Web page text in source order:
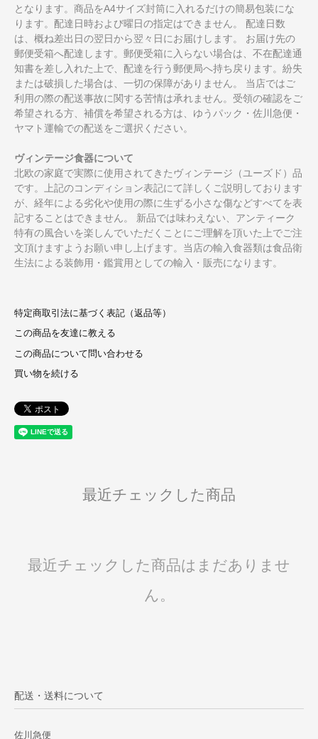
となります。商品をA4サイズ封筒に入れるだけの簡易包装にな
ります。配達日時および曜日の指定はできません。 配達日数
は、概ね差出日の翌日から翌々日にお届けします。 お届け先の
郵便受箱へ配達します。郵便受箱に入らない場合は、不在配達通
知書を差し入れた上で、配達を行う郵便局へ持ち戻ります。紛失
または破損した場合は、一切の保障がありません。 当店ではご
利用の際の配送事故に関する苦情は承れません。受領の確認をご
希望される方、補償を希望される方は、ゆうパック・佐川急便・
ヤマト運輸での配送をご選択ください。
ヴィンテージ食器について
北欧の家庭で実際に使用されてきたヴィンテージ（ユーズド）品
です。上記のコンディション表記にて詳しくご説明しております
が、経年による劣化や使用の際に生ずる小さな傷などすべてを表
記することはできません。 新品では味わえない、アンティーク
特有の風合いを楽しんでいただくことにご理解を頂いた上でご注
文頂けますようお願い申し上げます。当店の輸入食器類は食品衛
生法による装飾用・鑑賞用としての輸入・販売になります。
特定商取引法に基づく表記（返品等）
この商品を友達に教える
この商品について問い合わせる
買い物を続ける
最近チェックした商品
最近チェックした商品はまだありませ
ん。
配送・送料について
佐川急便